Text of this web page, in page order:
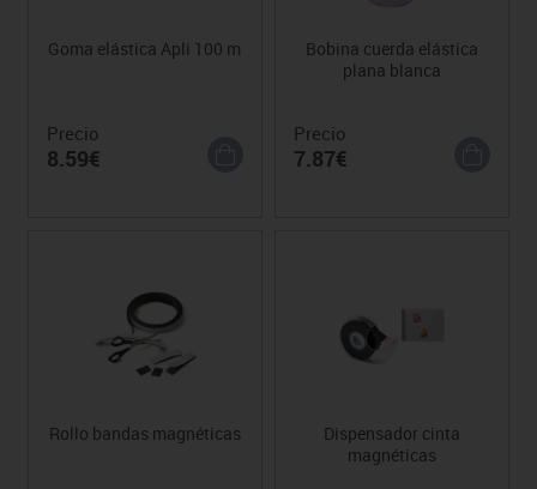
Goma elástica Apli 100 m
Precio
8.59€
Bobina cuerda elástica
plana blanca
Precio
7.87€
Rollo bandas magnéticas
Dispensador cinta
magnéticas